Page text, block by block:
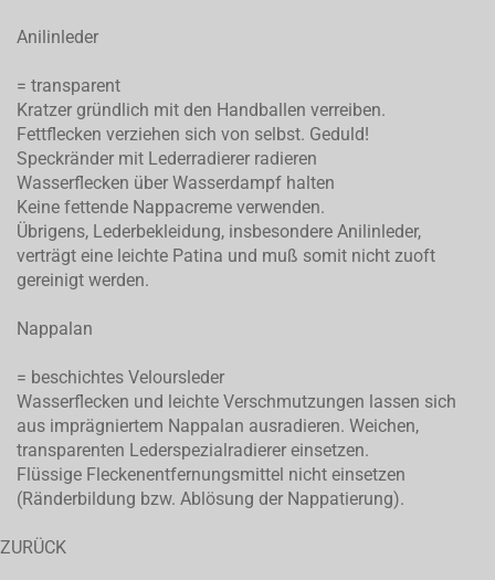
Anilinleder
= transparent
Kratzer gründlich mit den Handballen verreiben.
Fettflecken verziehen sich von selbst. Geduld!
Speckränder mit Lederradierer radieren
Wasserflecken über Wasserdampf halten
Keine fettende Nappacreme verwenden.
Übrigens, Lederbekleidung, insbesondere Anilinleder,
verträgt eine leichte Patina und muß somit nicht zuoft
gereinigt werden.
Nappalan
= beschichtes Veloursleder
Wasserflecken und leichte Verschmutzungen lassen sich
aus imprägniertem Nappalan ausradieren. Weichen,
transparenten Lederspezialradierer einsetzen.
Flüssige Fleckenentfernungsmittel nicht einsetzen
(Ränderbildung bzw. Ablösung der Nappatierung).
ZURÜCK